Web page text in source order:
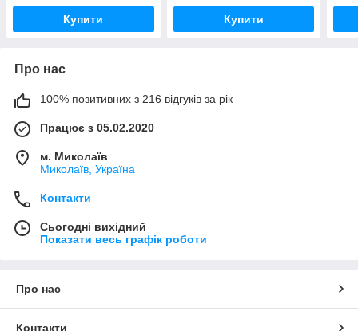
Купити Купити
Про нас
100% позитивних з 216 відгуків за рік
Працює з 05.02.2020
м. Миколаїв
Миколаїв, Україна
Контакти
Сьогодні вихідний
Показати весь графік роботи
Про нас
Контакти